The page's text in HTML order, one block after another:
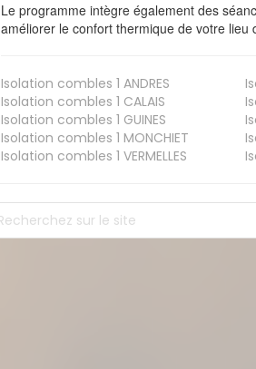
Le programme intègre également des
améliorer le confort thermique de votre lieu
Isolation combles 1 ANDRES
Isolation combles 1 CALAIS
Isolation combles 1 GUINES
Isolation combles 1 MONCHIET
Isolation combles 1 VERMELLES